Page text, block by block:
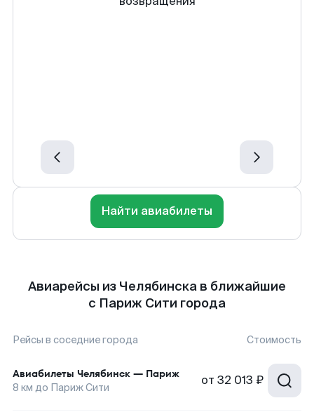
Найти авиабилеты
Авиарейсы из Челябинска в ближайшие
с Париж Сити города
Рейсы в соседние города Стоимость
Авиабилеты Челябинск — Париж
8 км до Париж Сити от 32 013 ₽